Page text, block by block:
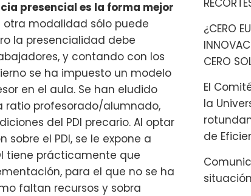
presencial es la forma mejor
modalidad sólo puede
la presencialidad debe
y contando con los
se ha impuesto un modelo
en el aula. Se han eludido
ratio profesorado/alumnado,
del PDI precario. Al optar
el PDI, se le expone a
tiene prácticamente que
para el que no se ha
faltan recursos y sobra
¿CERO
CERO
El
la
de